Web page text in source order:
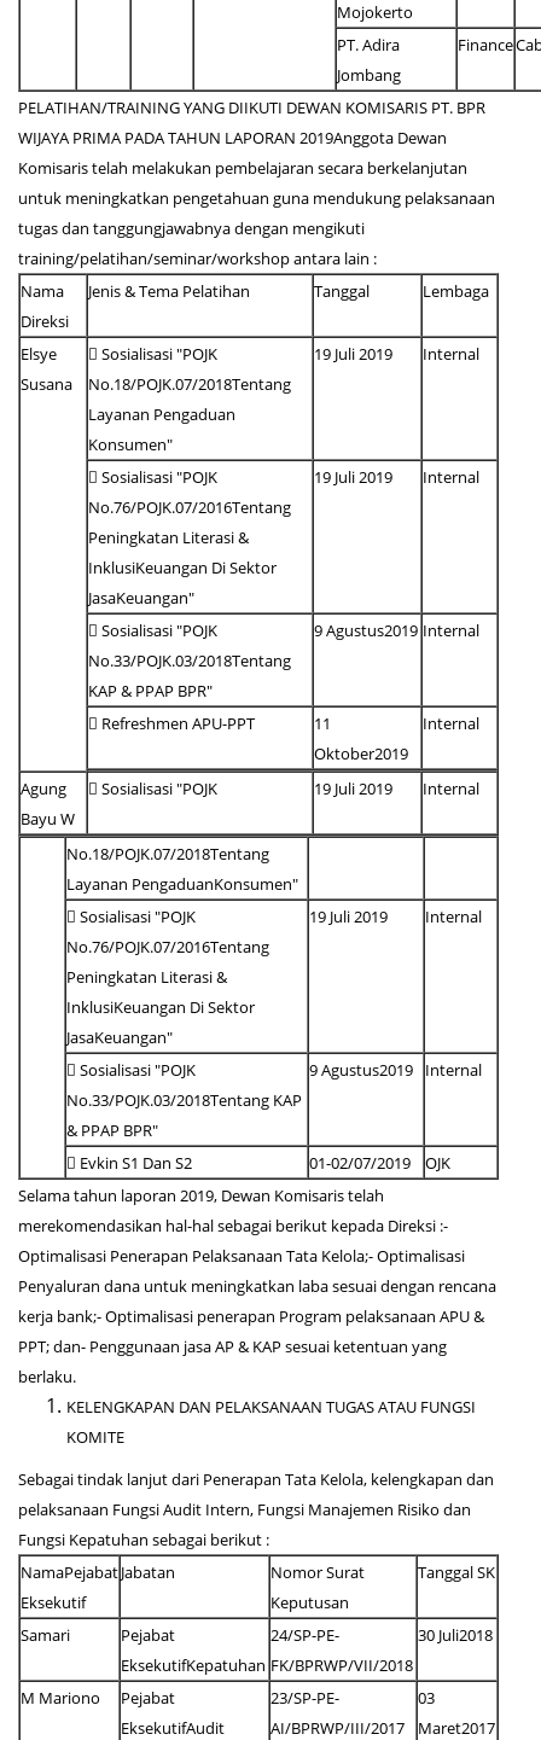
Mojokerto
PT. Adira
Jombang
Finance
PELATIHAN/TRAINING YANG DIIKUTI DEWAN KOMISARIS PT. BPR
WIJAYA PRIMA PADA TAHUN LAPORAN 2019Anggota Dewan
Komisaris telah melakukan pembelajaran secara berkelanjutan
untuk meningkatkan pengetahuan guna mendukung pelaksanaan
tugas dan tanggungjawabnya dengan mengikuti
training/pelatihan/seminar/workshop antara lain :
Nama
Direksi
Jenis & Tema Pelatihan Tanggal Lembaga
Elsye
Susana
 Sosialisasi "POJK
No.18/POJK.07/2018Tentang
Layanan Pengaduan
Konsumen"
19 Juli 2019 Internal
 Sosialisasi "POJK
No.76/POJK.07/2016Tentang
Peningkatan Literasi &
InklusiKeuangan Di Sektor
JasaKeuangan"
19 Juli 2019 Internal
 Sosialisasi "POJK
No.33/POJK.03/2018Tentang
KAP & PPAP BPR"
9 Agustus2019 Internal
 Refreshmen APU-PPT
11
Oktober2019
Internal
Agung
Bayu W
 Sosialisasi "POJK 19 Juli 2019 Internal
No.18/POJK.07/2018Tentang
Layanan PengaduanKonsumen"
 Sosialisasi "POJK
No.76/POJK.07/2016Tentang
Peningkatan Literasi &
InklusiKeuangan Di Sektor
JasaKeuangan"
19 Juli 2019 Internal
 Sosialisasi "POJK
No.33/POJK.03/2018Tentang KAP
& PPAP BPR"
9 Agustus2019 Internal
 Evkin S1 Dan S2 01-02/07/2019
OJK
Selama tahun laporan 2019, Dewan Komisaris telah
merekomendasikan hal-hal sebagai berikut kepada Direksi :-
Optimalisasi Penerapan Pelaksanaan Tata Kelola;- Optimalisasi
Penyaluran dana untuk meningkatkan laba sesuai dengan rencana
kerja bank;- Optimalisasi penerapan Program pelaksanaan APU &
PPT; dan- Penggunaan jasa AP & KAP sesuai ketentuan yang
berlaku.
KELENGKAPAN DAN PELAKSANAAN TUGAS ATAU FUNGSI
KOMITE
Sebagai tindak lanjut dari Penerapan Tata Kelola, kelengkapan dan
pelaksanaan Fungsi Audit Intern, Fungsi Manajemen Risiko dan
Fungsi Kepatuhan sebagai berikut :
NamaPejabat
Eksekutif
Jabatan
Nomor Surat
Keputusan
Tanggal SK
Samari
Pejabat
EksekutifKepatuhan
24/SP-PE-
FK/BPRWP/VII/2018
30 Juli2018
M Mariono
Pejabat
EksekutifAudit
23/SP-PE-
AI/BPRWP/III/2017
03
Maret2017